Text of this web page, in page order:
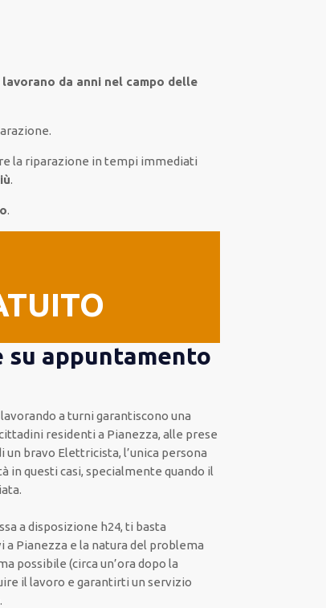
da anni nel campo delle
la riparazione in tempi immediati
.
.
appuntamento
a turni garantiscono una
residenti a Pianezza, alle prese
bravo Elettricista, l’unica persona
in questi casi, specialmente quando il
a disposizione h24, ti basta
Pianezza e la natura del problema
possibile (circa un’ora dopo la
il lavoro e garantirti un servizio